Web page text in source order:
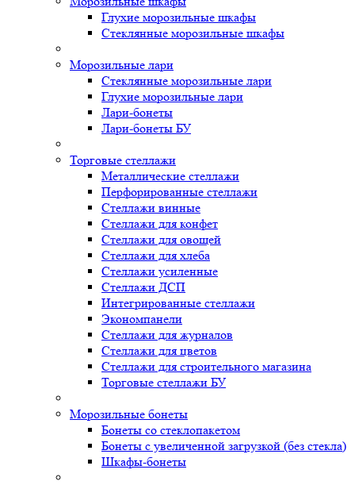
Глухие морозильные шкафы
Стеклянные морозильные шкафы
Морозильные лари
Стеклянные морозильные лари
Глухие морозильные лари
Лари-бонеты
Лари-бонеты БУ
Торговые стеллажи
Металлические стеллажи
Перфорированные стеллажи
Стеллажи винные
Стеллажи для конфет
Стеллажи для овощей
Стеллажи для хлеба
Стеллажи усиленные
Стеллажи ДСП
Интегрированные стеллажи
Экономпанели
Стеллажи для журналов
Стеллажи для цветов
Стеллажи для строительного магазина
Торговые стеллажи БУ
Морозильные бонеты
Бонеты со стеклопакетом
Бонеты с увеличенной загрузкой (без стекла)
Шкафы-бонеты